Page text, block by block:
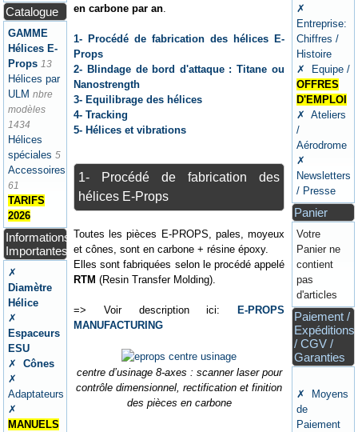
Catalogue
GAMME
Hélices E-
Props 13
Hélices par
ULM nbre
modèles
1434
Hélices
spéciales 5
Accessoires
61
TARIFS
2026
Informations
Importantes
✗
Diamètre
Hélice
✗
Espaceurs
ESU
✗
Cônes
✗
Adaptateurs
✗
MANUELS
en carbone par an
1- Procédé de fabrication des hélices E-
Props
2- Blindage de bord d'attaque : Titane ou
Nanostrength
3- Equilibrage des hélices
4- Tracking
5- Hélices et vibrations
1- Procédé de fabrication des
hélices E-Props
Toutes les pièces E-PROPS, pales, moyeux
et cônes, sont en carbone + résine époxy.
Elles sont fabriquées selon le procédé appelé
RTM (Resin Transfer Molding).
=> Voir description ici:
E-PROPS
MANUFACTURING
centre d’usinage 8-axes : scanner laser pour
contrôle dimensionnel, rectification et finition
des pièces en carbone
✗
Entreprise:
Chiffres /
Histoire
✗ Equipe /
OFFRES
D'EMPLOI
✗ Ateliers
/
Aérodrome
✗
Newsletters
/ Presse
Panier
Votre
Panier ne
contient
pas
d'articles
Paiement /
Expéditions
/ CGV /
Garanties
✗ Moyens
de
Paiement